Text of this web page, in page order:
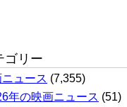
ゴリー
ュース (7,355)
年の映画ニュース (51)